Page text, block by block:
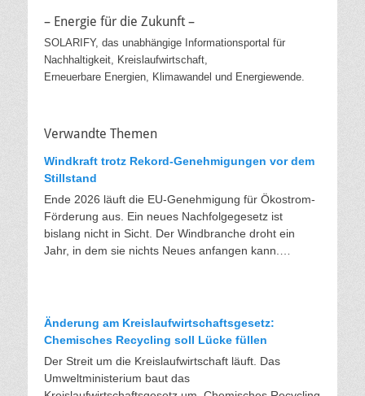
– Energie für die Zukunft –
SOLARIFY, das unabhängige Informationsportal für
Nachhaltigkeit, Kreislaufwirtschaft,
Erneuerbare Energien, Klimawandel und Energiewende.
Verwandte Themen
Windkraft trotz Rekord-Genehmigungen vor dem
Stillstand
Ende 2026 läuft die EU-Genehmigung für Ökostrom-
Förderung aus. Ein neues Nachfolgegesetz ist
bislang nicht in Sicht. Der Windbranche droht ein
Jahr, in dem sie nichts Neues anfangen kann.
schneller. Die Halbjahresbilanz der Branche bestätigt
dieses Muster: So viele Windräder wie nie zuvor
Änderung am Kreislaufwirtschaftsgesetz:
Chemisches Recycling soll Lücke füllen
Der Streit um die Kreislaufwirtschaft läuft. Das
Umweltministerium baut das